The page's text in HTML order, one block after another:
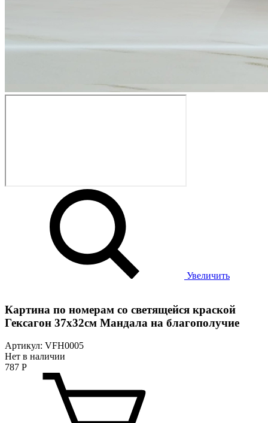
Увеличить
Картина по номерам со светящейся краской
Гексагон 37х32см Мандала на благополучие
Артикул: VFH0005
Нет в наличии
787 Р